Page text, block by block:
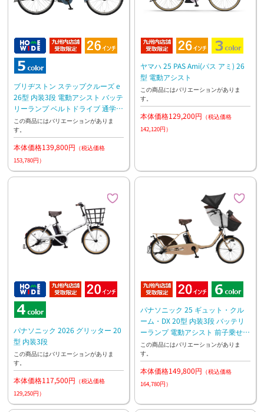
ブリヂストン ステップクルーズ e
26型 内装3段 電動アシスト バッテ
リーランプ ベルトドライブ 通学
通勤
この商品にはバリエーションがありま
す。
本体価格139,800円 （税込価格
153,780円）
ヤマハ 25 PAS Ami(パス アミ) 26
型 電動アシスト
この商品にはバリエーションがありま
す。
本体価格129,200円 （税込価格
142,120円）
パナソニック 2026 グリッター 20
型 内装3段
この商品にはバリエーションがありま
す。
本体価格117,500円 （税込価格
129,250円）
パナソニック 25 ギュット・クル
ーム・DX 20型 内装3段 バッテリ
ーランプ 電動アシスト 前子乗せモ
デル
この商品にはバリエーションがありま
す。
本体価格149,800円 （税込価格
164,780円）